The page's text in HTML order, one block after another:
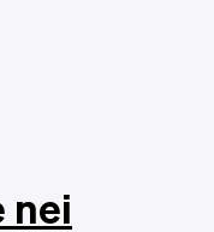
nei